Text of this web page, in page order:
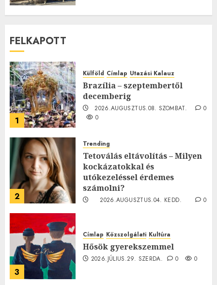
FELKAPOTT
1
Külföld Címlap Utazási Kalauz
Brazília – szeptembertől
decemberig
2026.AUGUSZTUS.08. SZOMBAT.
0
0
2
Trending
Tetoválás eltávolítás – Milyen
kockázatokkal és
utókezeléssel érdemes
számolni?
2026.AUGUSZTUS.04. KEDD.
0
3
Címlap Közszolgálati Kultúra
Hősök gyerekszemmel
2026.JÚLIUS.29. SZERDA. 0 0